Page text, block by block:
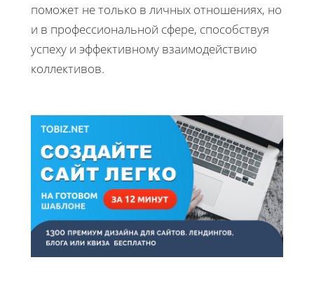
поможет не только в личных отношениях, но
и в профессиональной сфере, способствуя
успеху и эффективному взаимодействию
коллективов.